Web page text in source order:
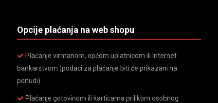
Opcije plaćanja na web shopu
Plaćanje virmanom, općom uplatnicom ili Internet
bankarstvom (podaci za plaćanje biti će prikazani na
ponudi)
Plaćanje gotovinom ili karticama prilikom osobnog